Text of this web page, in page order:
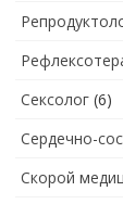
Сексолог (6)
Сердечно-
Скорой